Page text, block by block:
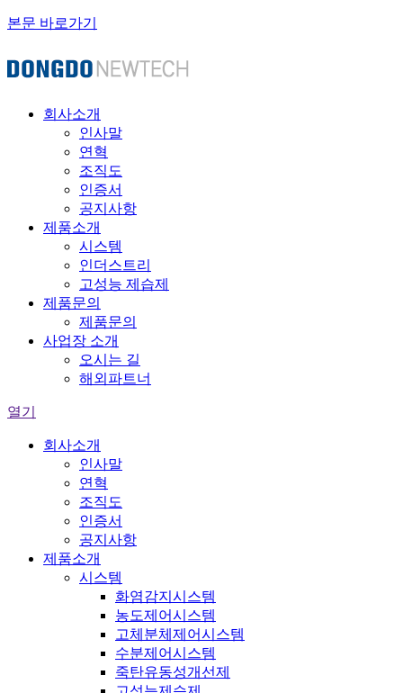
본문 바로가기
회사소개
인사말
연혁
조직도
인증서
공지사항
제품소개
시스템
인더스트리
고성능 제습제
제품문의
제품문의
사업장 소개
오시는 길
해외파트너
열기
회사소개
인사말
연혁
조직도
인증서
공지사항
제품소개
시스템
화염감지시스템
농도제어시스템
고체분체제어시스템
수분제어시스템
죽탄유동성개선제